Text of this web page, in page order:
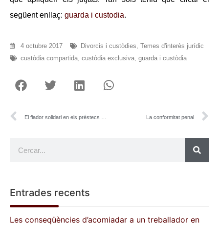
següent enllaç: guarda i custodia.
4 octubre 2017 Divorcis i custòdies, Temes d'interès jurídic
custòdia compartida, custòdia exclusiva, guarda i custòdia
La conformitat penal
Entrades recents
Les conseqüències d’acomiadar a un treballador en